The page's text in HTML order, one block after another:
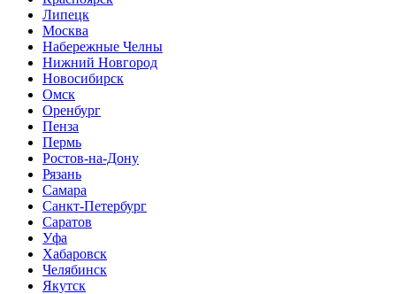
Липецк
Москва
Набережные Челны
Нижний Новгород
Новосибирск
Омск
Оренбург
Пенза
Пермь
Ростов-на-Дону
Рязань
Самара
Санкт-Петербург
Саратов
Уфа
Хабаровск
Челябинск
Якутск